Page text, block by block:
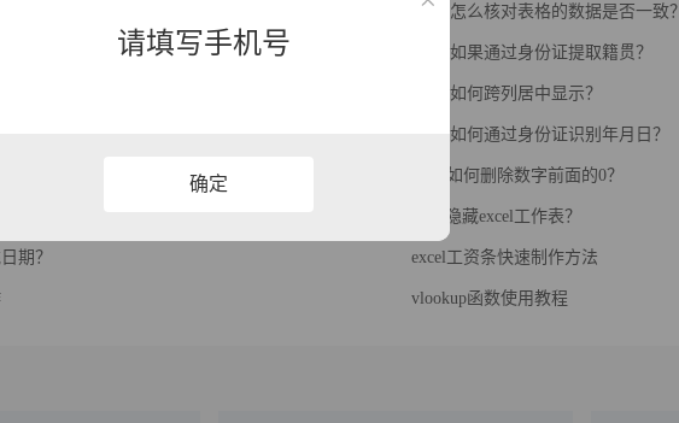
数据是否一致
？
有数据的区域？
开头的数字？
域？
期？
Excel怎么核对表格的数据是否一致？
Excel如果通过身份证提取籍贯？
Excel如何跨列居中显示？
Excel如何通过身份证识别年月日？
excel如何删除数字前面的0？
如何隐藏excel工作表？
excel工资条快速制作方法
vlookup函数使用教程
请填写手机号
确定